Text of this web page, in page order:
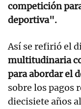
competición
deportiva".
Así se refirió el
multitudinaria
para abordar el
sobre los pagos
diecisiete años